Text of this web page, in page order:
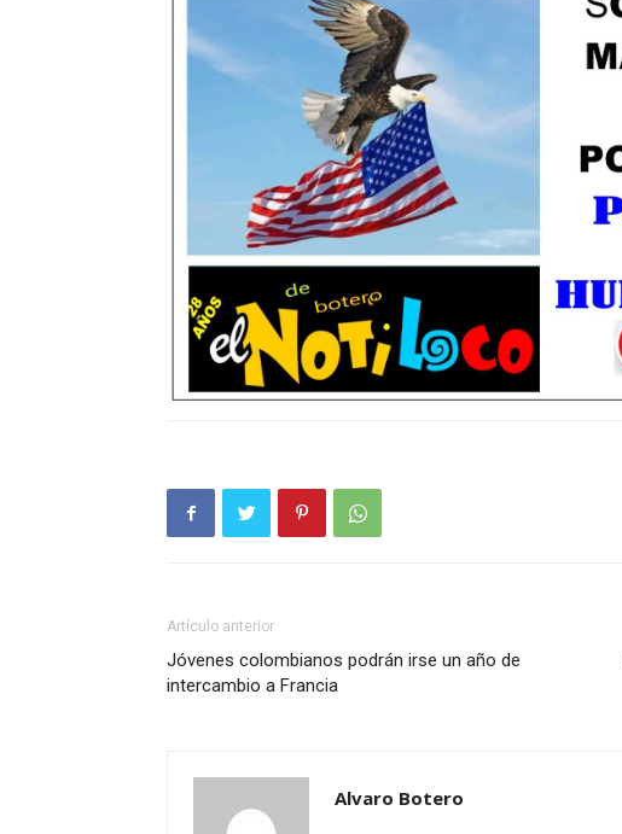
Artículo anterior
Jóvenes colombianos podrán irse un año de
intercambio a Francia
Alvaro Botero